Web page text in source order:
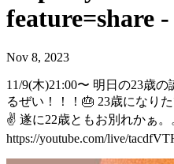
feature=share -
Nov 8, 2023
11/9(木)21:00〜 明日の23歳
るぜい！！！🎂 23歳になり
✌️ 遂に22歳ともお別れかぁ。
https://youtube.com/live/